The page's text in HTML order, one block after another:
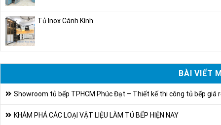
Tủ Inox Cánh Kính
BÀI VIẾT
Showroom tủ bếp TPHCM Phúc Đạt – Thiết kế thi công tủ bếp giá
KHÁM PHÁ CÁC LOẠI VẬT LIỆU LÀM TỦ BẾP HIỆN NAY